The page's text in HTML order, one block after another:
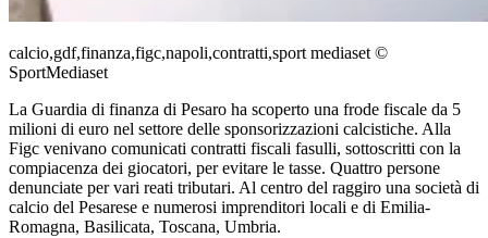
calcio,gdf,finanza,figc,napoli,contratti,sport mediaset ©
SportMediaset
La Guardia di finanza di Pesaro ha scoperto una frode fiscale da 5
milioni di euro nel settore delle sponsorizzazioni calcistiche. Alla
Figc venivano comunicati contratti fiscali fasulli, sottoscritti con la
compiacenza dei giocatori, per evitare le tasse. Quattro persone
denunciate per vari reati tributari. Al centro del raggiro una società di
calcio del Pesarese e numerosi imprenditori locali e di Emilia-
Romagna, Basilicata, Toscana, Umbria.